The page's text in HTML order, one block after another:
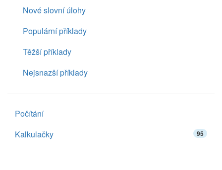
Nové slovní úlohy
Populární příklady
Těžší příklady
Nejsnazší příklady
Počítání
Kalkulačky
95